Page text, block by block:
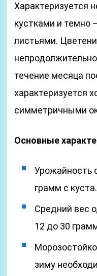
Характеризуется
кустками и темно
листьями.
течение месяца
характеризуется
симметричными
Основные
Урожайность
грамм с куста.
Средний вес
12 до 30
зиму